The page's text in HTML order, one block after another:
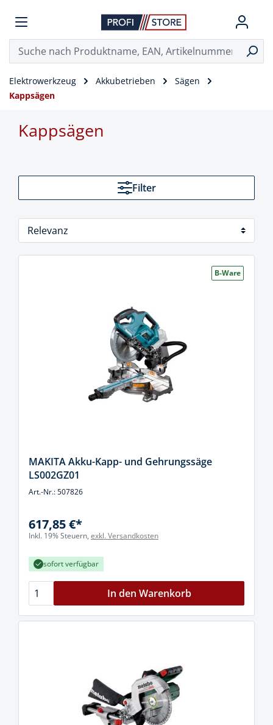
Elektrowerkzeug Akkubetrieben
Sägen
Kappsägen
Kappsägen
Filter
B-Ware
MAKITA Akku-Kapp- und Gehrungssäge
LS002GZ01
Art.-Nr.: 507826
617,85 €*
Inkl. 19% Steuern, exkl. Versandkosten
sofort verfügbar
In den Warenkorb